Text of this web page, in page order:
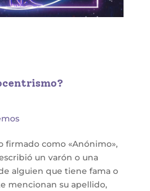
firmado como «Anónimo»,
un varón o una
alguien que tiene fama o
mencionan su apellido,